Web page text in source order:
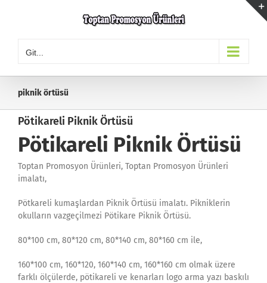
Git...
piknik örtüsü
Pötikareli Piknik Örtüsü
Pötikareli Piknik Örtüsü
Toptan Promosyon Ürünleri, Toptan Promosyon Ürünleri
imalatı,
Pötkareli kumaşlardan Piknik Örtüsü imalatı. Pikniklerin
okulların vazgeçilmezi Pötikare Piknik Örtüsü.
80*100 cm, 80*120 cm, 80*140 cm, 80*160 cm ile,
160*100 cm, 160*120, 160*140 cm, 160*160 cm olmak üzere
farklı ölçülerde, pötikareli ve kenarları logo arma yazı baskılı